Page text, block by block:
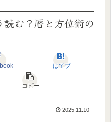
む？暦と方位術の
はてブ
コピー
2025.11.10